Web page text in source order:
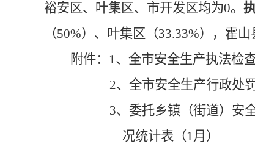
裕安区、叶集区、市开发区均为0。
（50%） 、叶集区（33.33%），霍
附件： 1、 全市安全生产执法检
2、 全市安全生产行政处
3、 委托乡镇（街道）安
况统计表（1月 ）